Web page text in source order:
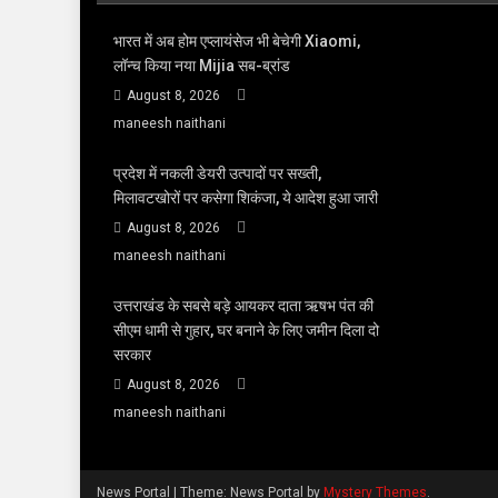
भारत में अब होम एप्लायंसेज भी बेचेगी Xiaomi,
लॉन्च किया नया Mijia सब-ब्रांड
August 8, 2026
maneesh naithani
प्रदेश में नकली डेयरी उत्पादों पर सख्ती,
मिलावटखोरों पर कसेगा शिकंजा, ये आदेश हुआ जारी
August 8, 2026
maneesh naithani
उत्तराखंड के सबसे बड़े आयकर दाता ऋषभ पंत की
सीएम धामी से गुहार, घर बनाने के लिए जमीन दिला दो
सरकार
August 8, 2026
maneesh naithani
News Portal | Theme: News Portal by Mystery Themes